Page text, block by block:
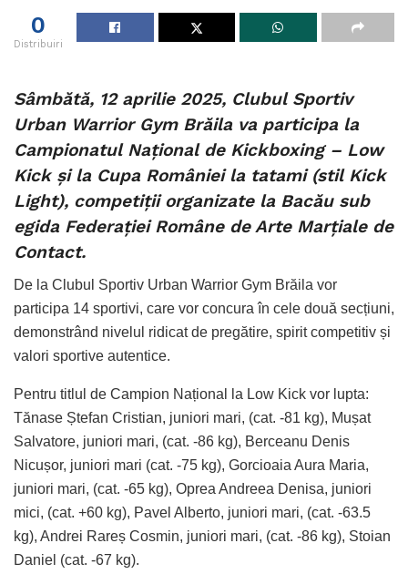
0
Distribuiri
Sâmbătă, 12 aprilie 2025, Clubul Sportiv
Urban Warrior Gym Brăila va participa la
Campionatul Național de Kickboxing – Low
Kick și la Cupa României la tatami (stil Kick
Light), competiții organizate la Bacău sub
egida Federației Române de Arte Marțiale de
Contact.
De la Clubul Sportiv Urban Warrior Gym Brăila vor
participa 14 sportivi, care vor concura în cele două secțiuni,
demonstrând nivelul ridicat de pregătire, spirit competitiv și
valori sportive autentice.
Pentru titlul de Campion Național la Low Kick vor lupta:
Tănase Ștefan Cristian, juniori mari, (cat. -81 kg), Mușat
Salvatore, juniori mari, (cat. -86 kg), Berceanu Denis
Nicușor, juniori mari (cat. -75 kg), Gorcioaia Aura Maria,
juniori mari, (cat. -65 kg), Oprea Andreea Denisa, juniori
mici, (cat. +60 kg), Pavel Alberto, juniori mari, (cat. -63.5
kg), Andrei Rareș Cosmin, juniori mari, (cat. -86 kg), Stoian
Daniel (cat. -67 kg).